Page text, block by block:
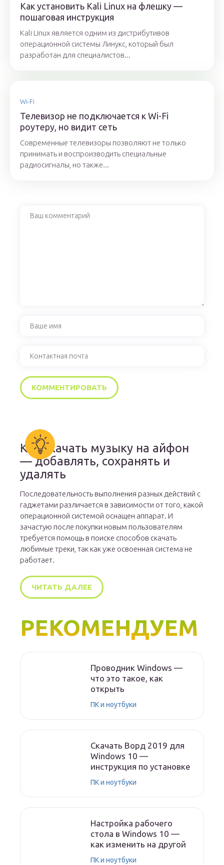
Как установить Kali Linux на флешку —
пошаговая инструкция
Kali Linux является одним из дистрибутивов
операционной системы Линукс, который был
разработан для специалистов...
Wi-Fi
Телевизор не подключается к Wi-Fi
роутеру, но видит сеть
Современные телевизоры позволяют не только
принимать и воспроизводить специальные
радиосигналы, но также...
Как скачать музыку на айфон
— добавлять, сохранять и
удалять
Последовательность выполнения разных действий с
гаджетами различается в зависимости от того, какой
операционной системой оснащен аппарат. И
зачастую после покупки новым пользователям
требуется помощь в поиске способов скачать
любимые треки, так как уже освоенная система не
работает.
ЧИТАТЬ ДАЛЕЕ
РЕКОМЕНДУЕМ
Проводник Windows —
что это такое, как
открыть
ПК и ноутбуки
Скачать Ворд 2019 для
Windows 10 —
инструкция по установке
ПК и ноутбуки
Настройка рабочего
стола в Windows 10 —
как изменить на другой
ПК и ноутбуки